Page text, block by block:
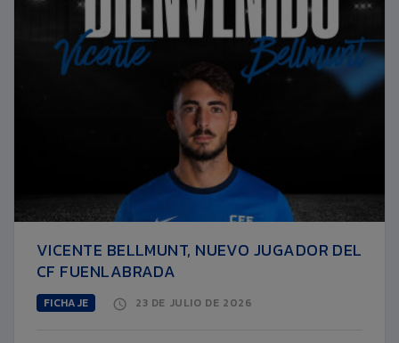
VICENTE BELLMUNT, NUEVO JUGADOR DEL
CF FUENLABRADA
FICHAJE 23 DE JULIO DE 2026